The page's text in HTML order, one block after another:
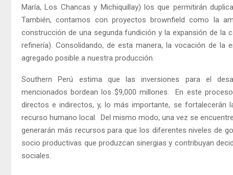
María, Los Chancas y Michiquillay) los que permitirán
También, contamos con proyectos brownfield como la
construcción de una segunda fundición y la expansión de la
refinería). Consolidando, de esta manera, la vocación de la
agregado posible a nuestra producción.
Southern Perú estima que las inversiones para el
mencionados bordean los $9,000 millones. En este
directos e indirectos, y, lo más importante, se fortalecerán
recurso humano local. Del mismo modo, una vez se
generarán más recursos para que los diferentes niveles de
socio productivas que produzcan sinergias y contribuyan
sociales.